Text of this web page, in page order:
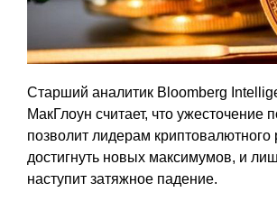
Старший аналитик Bloomberg
МакГлоун считает, что ужесточение
позволит лидерам криптовалютного
достигнуть новых максимумов, и
наступит затяжное падение.